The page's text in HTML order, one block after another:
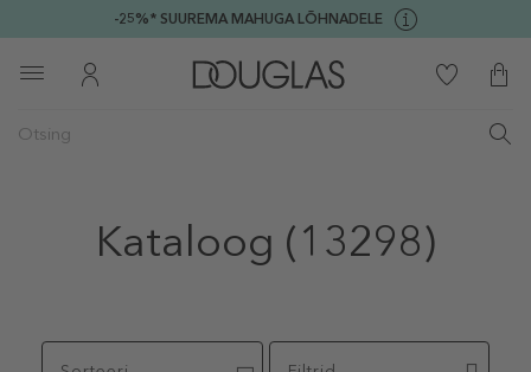
-25%* SUUREMA MAHUGA LÕHNADELE
Kataloog (13298)